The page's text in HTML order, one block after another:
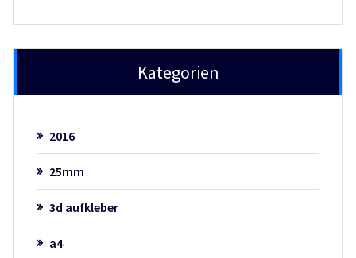
Kategorien
2016
25mm
3d aufkleber
a4